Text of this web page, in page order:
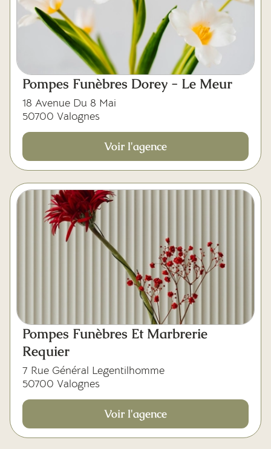
Pompes Funèbres Dorey - Le Meur
18 Avenue Du 8 Mai
50700 Valognes
Voir l'agence
Pompes Funèbres Et Marbrerie
Requier
7 Rue Général Legentilhomme
50700 Valognes
Voir l'agence